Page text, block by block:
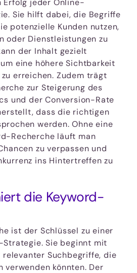
Erfolg jeder Online-
Sie hilft dabei, die Begriffe
potenzielle Kunden nutzen,
oder Dienstleistungen zu
der Inhalt gezielt
eine höhere Sichtbarkeit
erreichen. Zudem trägt
zur Steigerung des
und der Conversion-Rate
dass die richtigen
werden. Ohne eine
Recherche läuft man
zu verpassen und
ins Hintertreffen zu
die Keyword-
ist der Schlüssel zu einer
Strategie. Sie beginnt mit
Suchbegriffe, die
verwenden könnten. Der